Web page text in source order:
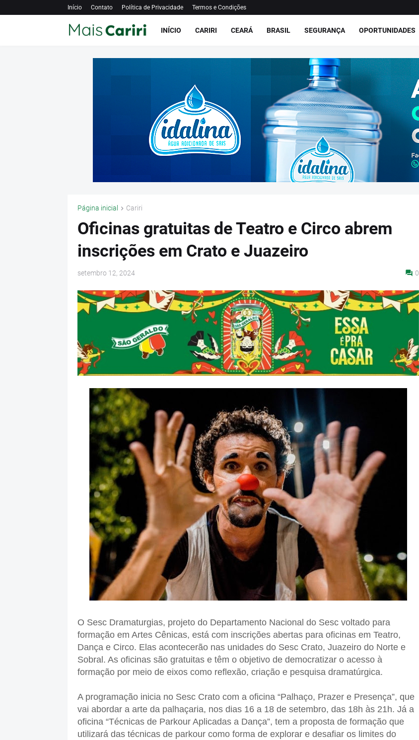
Início Contato Política de Privacidade Termos e Condições
INÍCIO CARIRI CEARÁ BRASIL SEGURANÇA OPORTUNIDADES
Página inicial Cariri
Oficinas gratuitas de Teatro e Circo abrem
inscrições em Crato e Juazeiro
setembro 12, 2024 0
O Sesc Dramaturgias, projeto do Departamento Nacional do Sesc voltado para
formação em Artes Cênicas, está com inscrições abertas para oficinas em Teatro,
Dança e Circo. Elas acontecerão nas unidades do Sesc Crato, Juazeiro do Norte e
Sobral. As oficinas são gratuitas e têm o objetivo de democratizar o acesso à
formação por meio de eixos como reflexão, criação e pesquisa dramatúrgica.
A programação inicia no Sesc Crato com a oficina “Palhaço, Prazer e Presença”, que
vai abordar a arte da palhaçaria, nos dias 16 a 18 de setembro, das 18h às 21h. Já a
oficina “Técnicas de Parkour Aplicadas a Dança”, tem a proposta de formação que
utilizará das técnicas de parkour como forma de explorar e desafiar os limites do